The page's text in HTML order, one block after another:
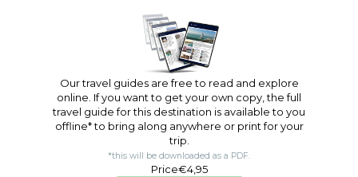
Our travel guides are free to read and explore
online. If you want to get your own copy, the full
travel guide for this destination is available to you
offline* to bring along anywhere or print for your
trip.​
*this will be downloaded as a PDF.
Price€4,95